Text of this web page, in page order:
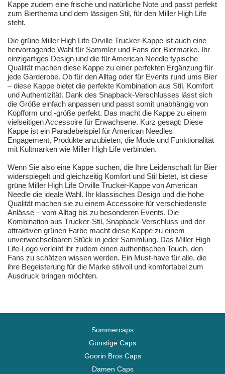
Kappe zudem eine frische und natürliche Note und passt perfekt
zum Bierthema und dem lässigen Stil, für den Miller High Life
steht.
Die grüne Miller High Life Orville Trucker-Kappe ist auch eine
hervorragende Wahl für Sammler und Fans der Biermarke. Ihr
einzigartiges Design und die für American Needle typische
Qualität machen diese Kappe zu einer perfekten Ergänzung für
jede Garderobe. Ob für den Alltag oder für Events rund ums Bier
– diese Kappe bietet die perfekte Kombination aus Stil, Komfort
und Authentizität. Dank des Snapback-Verschlusses lässt sich
die Größe einfach anpassen und passt somit unabhängig von
Kopfform und -größe perfekt. Das macht die Kappe zu einem
vielseitigen Accessoire für Erwachsene. Kurz gesagt: Diese
Kappe ist ein Paradebeispiel für American Needles
Engagement, Produkte anzubieten, die Mode und Funktionalität
mit Kultmarken wie Miller High Life verbinden.
Wenn Sie also eine Kappe suchen, die Ihre Leidenschaft für Bier
widerspiegelt und gleichzeitig Komfort und Stil bietet, ist diese
grüne Miller High Life Orville Trucker-Kappe von American
Needle die ideale Wahl. Ihr klassisches Design und die hohe
Qualität machen sie zu einem Accessoire für verschiedenste
Anlässe – vom Alltag bis zu besonderen Events. Die
Kombination aus Trucker-Stil, Snapback-Verschluss und der
attraktiven grünen Farbe macht diese Kappe zu einem
unverwechselbaren Stück in jeder Sammlung. Das Miller High
Life-Logo verleiht ihr zudem einen authentischen Touch, den
Fans zu schätzen wissen werden. Ein Must-have für alle, die
ihre Begeisterung für die Marke stilvoll und komfortabel zum
Ausdruck bringen möchten.
Sommercaps
Günstige Caps
Goorin Bros Caps
Damen Caps